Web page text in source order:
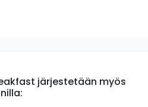
järjestetään myös